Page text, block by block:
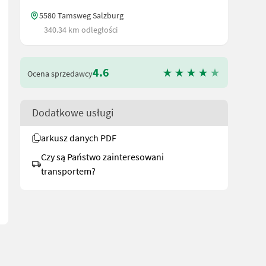
230mm - Baujahr 2021 - Eigengewicht ca. 69kg Näheres gerne
5580 Tamsweg Salzburg
340.34 km odległości
Ocena sprzedawcy4.6
Dodatkowe usługi
arkusz danych PDF
Czy są Państwo zainteresowani
transportem?